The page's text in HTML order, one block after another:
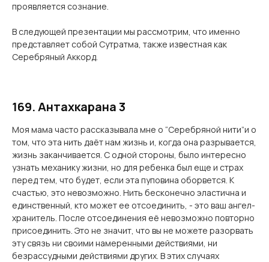
проявляется сознание.
В следующей презентации мы рассмотрим, что именно
представляет собой Сутратма, также известная как
Серебряный Аккорд.
169. Антахкарана 3
Моя мама часто рассказывала мне о “Серебряной нити”и о
том, что эта нить даёт нам жизнь и, когда она разрывается,
жизнь заканчивается. С одной стороны, было интересно
узнать механику жизни, но для ребенка был еще и страх
перед тем, что будет, если эта пуповина оборвется. К
счастью, это невозможно. Нить бесконечно эластична и
единственный, кто может ее отсоединить, - это ваш ангел-
хранитель. После отсоединения её невозможно повторно
присоединить. Это не значит, что вы не можете разорвать
эту связь ни своими намеренными действиями, ни
безрассудными действиями других. В этих случаях